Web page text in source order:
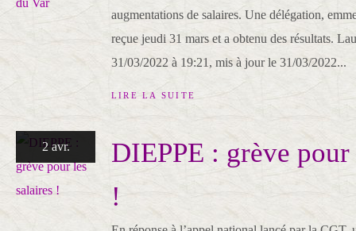
augmentations de salaires. Une délégation,
reçue jeudi 31 mars et a obtenu des résultats.
31/03/2022 à 19:21, mis à jour le 31/03/2022...
LIRE LA SUITE
2 avr.
DIEPPE : grève
!